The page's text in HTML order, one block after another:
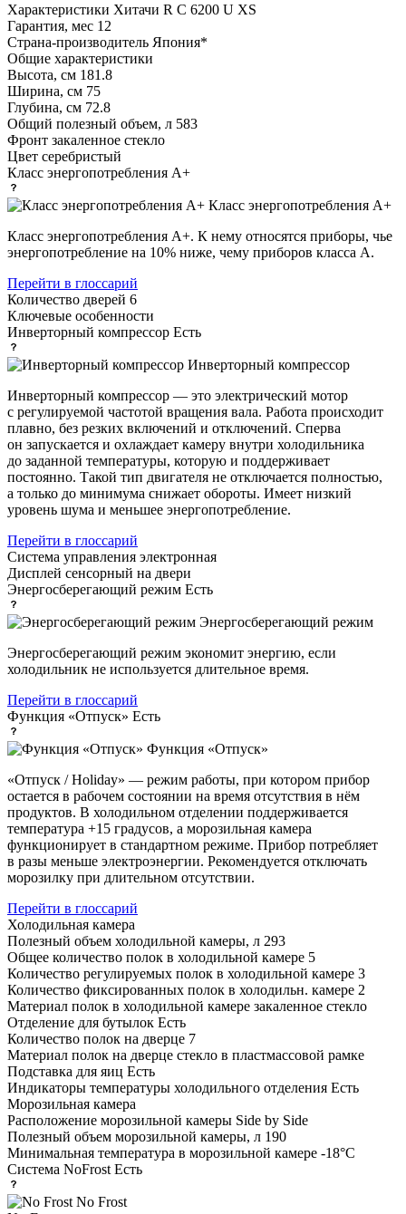
Характеристики Хитачи R С 6200 U XS
Гарантия, мес 12
Страна-производитель Япония*
Общие характеристики
Высота, см 181.8
Ширина, см 75
Глубина, см 72.8
Общий полезный объем, л 583
Фронт закаленное стекло
Цвет серебристый
Класс энергопотребления A+
Класс энергопотребления А+
Класс энергопотребления А+. К нему относятся приборы, чье
энергопотребление на 10% ниже, чему приборов класса А.
Перейти в глоссарий
Количество дверей 6
Ключевые особенности
Инверторный компрессор Есть
Инверторный компрессор
Инверторный компрессор — это электрический мотор
с регулируемой частотой вращения вала. Работа происходит
плавно, без резких включений и отключений. Сперва
он запускается и охлаждает камеру внутри холодильника
до заданной температуры, которую и поддерживает
постоянно. Такой тип двигателя не отключается полностью,
а только до минимума снижает обороты. Имеет низкий
уровень шума и меньшее энергопотребление.
Перейти в глоссарий
Система управления электронная
Дисплей сенсорный на двери
Энергосберегающий режим Есть
Энергосберегающий режим
Энергосберегающий режим экономит энергию, если
холодильник не используется длительное время.
Перейти в глоссарий
Функция «Отпуск» Есть
Функция «Отпуск»
«Отпуск / Holiday» — режим работы, при котором прибор
остается в рабочем состоянии на время отсутствия в нём
продуктов. В холодильном отделении поддерживается
температура +15 градусов, а морозильная камера
функционирует в стандартном режиме. Прибор потребляет
в разы меньше электроэнергии. Рекомендуется отключать
морозилку при длительном отсутствии.
Перейти в глоссарий
Холодильная камера
Полезный объем холодильной камеры, л 293
Общее количество полок в холодильной камере 5
Количество регулируемых полок в холодильной камере 3
Количество фиксированных полок в холодильн. камере 2
Материал полок в холодильной камере закаленное стекло
Отделение для бутылок Есть
Количество полок на дверце 7
Материал полок на дверце стекло в пластмассовой рамке
Подставка для яиц Есть
Индикаторы температуры холодильного отделения Есть
Морозильная камера
Расположение морозильной камеры Side by Side
Полезный объем морозильной камеры, л 190
Минимальная температура в морозильной камере -18°С
Система NoFrost Есть
No Frost